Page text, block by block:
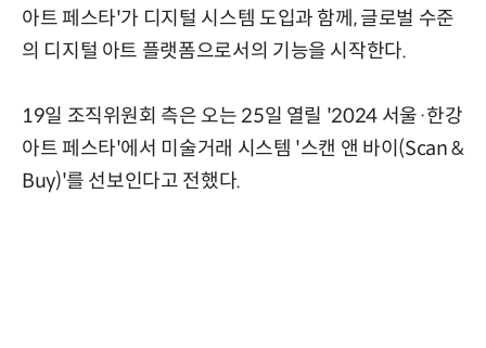
아트 페스타'가 디지털 시스템 도입과 함께, 글로벌 수준
의 디지털 아트 플랫폼으로서의 기능을 시작한다.
19일 조직위원회 측은 오는 25일 열릴 '2024 서울·한강
아트 페스타'에서 미술거래 시스템 '스캔 앤 바이(Scan &
Buy)'를 선보인다고 전했다.